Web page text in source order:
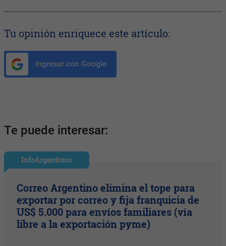
Tu opinión enriquece este artículo:
Ingresar con Google
Te puede interesar:
InfoArgentinos
Correo Argentino elimina el tope para
exportar por correo y fija franquicia de
US$ 5.000 para envíos familiares (vía
libre a la exportación pyme)